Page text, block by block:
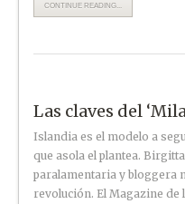
CONTINUE READING...
Las claves del
Islandia es el modelo a
que asola el plantea.
paralamentaria y bloggera
revolución. El Magazine de